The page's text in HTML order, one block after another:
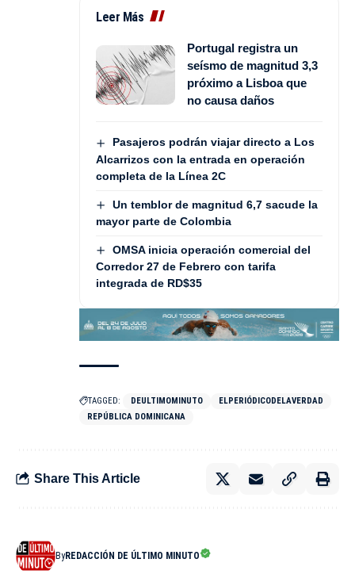
Leer Más
Portugal registra un
seísmo de magnitud 3,3
próximo a Lisboa que
no causa daños
Pasajeros podrán viajar directo a Los
Alcarrizos con la entrada en operación
completa de la Línea 2C
Un temblor de magnitud 6,7 sacude la
mayor parte de Colombia
OMSA inicia operación comercial del
Corredor 27 de Febrero con tarifa
integrada de RD$35
TAGGED: DEULTIMOMINUTO
ELPERIÓDICODELAVERDAD
REPÚBLICA DOMINICANA
Share This Article
ByREDACCIÓN DE ÚLTIMO MINUTO